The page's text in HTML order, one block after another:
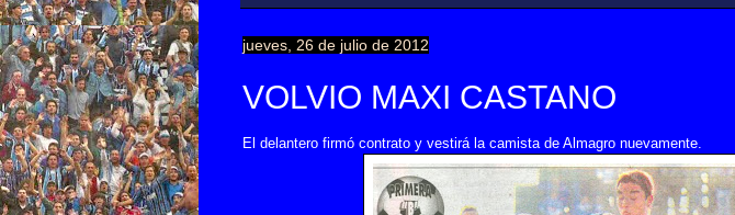
jueves, 26 de julio de 2012
VOLVIO MAXI CASTANO
El delantero firmó contrato y vestirá la camista de Almagro nuevamente.